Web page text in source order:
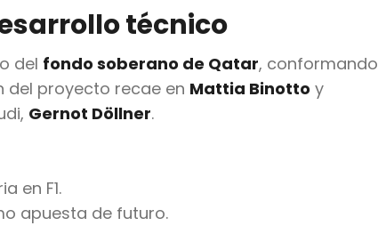
técnico
del fondo soberano de Qatar, conformando
del proyecto recae en Mattia Binotto y
Gernot Döllner.
en F1.
apuesta de futuro.